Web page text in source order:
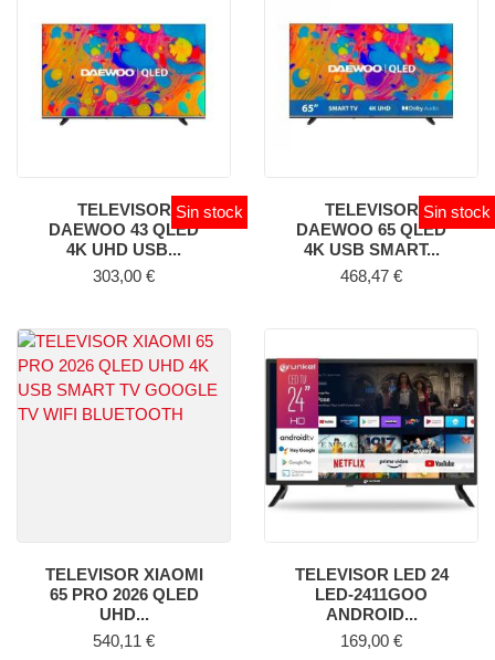
TELEVISOR
DAEWOO 43 QLED
4K UHD USB...
Sin stock
Precio
303,00 €
TELEVISOR
DAEWOO 65 QLED
4K USB SMART...
Sin stock
Precio
468,47 €
TELEVISOR XIAOMI
65 PRO 2026 QLED
UHD...
Precio
540,11 €
TELEVISOR LED 24
LED-2411GOO
ANDROID...
Precio
169,00 €